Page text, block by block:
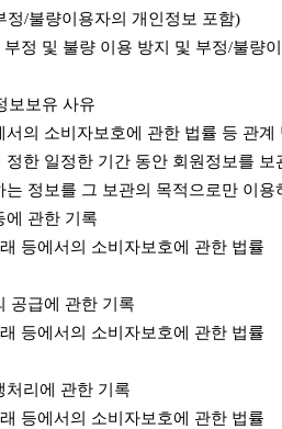
정/불량이용자의 개인정보 포함)
정 및 불량 이용 방지 및 부정/불량
보보유 사유
서의 소비자보호에 관한 법률 등 관
정한 일정한 기간 동안 회원정보를
는 정보를 그 보관의 목적으로만 이
에 관한 기록
등에서의 소비자보호에 관한 법률
공급에 관한 기록
등에서의 소비자보호에 관한 법률
처리에 관한 기록
등에서의 소비자보호에 관한 법률